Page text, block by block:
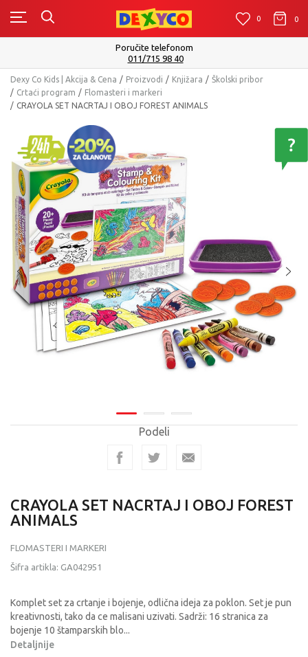
0 0 0
Isporuku možete očekivati u roku od
Dexy Co Kids | Akcija & Cena Proizvodi Knjižara
Školski pribor
Crtaći program
Flomasteri i markeri
CRAYOLA SET NACRTAJ I OBOJ FOREST ANIMALS
Podeli
CRAYOLA SET NACRTAJ I OBOJ FOREST
ANIMALS
FLOMASTERI I MARKERI
Šifra artikla: GA042951
Komplet set za crtanje i bojenje, odlična ideja za poklon. Set je pun
kreativnosti, tako da ce malisani uzivati. Sadrži: 16 stranica za
bojenje 10 štamparskih blo...
Detaljnije